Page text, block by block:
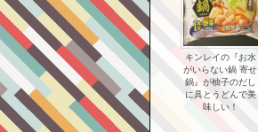
キンレイの『お水
がいらない鍋 寄せ
鍋』が柚子のだし
に具とうどんで美
味しい！